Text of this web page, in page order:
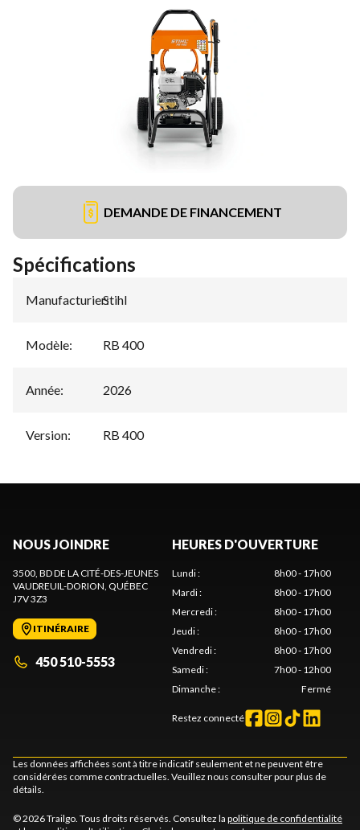
DEMANDE DE FINANCEMENT
Spécifications
Manufacturier:
Stihl
Modèle: RB 400
Année: 2026
Version: RB 400
NOUS JOINDRE
3500, BD DE LA CITÉ-DES-JEUNES
VAUDREUIL-DORION, QUÉBEC
J7V 3Z3
ITINÉRAIRE
450 510-5553
HEURES D'OUVERTURE
Lundi:
8h00 - 17h00
Mardi:
8h00 - 17h00
Mercredi:
8h00 - 17h00
Jeudi:
8h00 - 17h00
Vendredi:
8h00 - 17h00
Samedi:
7h00 - 12h00
Dimanche: Fermé
Restez connecté
Les données affichées sont à titre indicatif seulement et ne peuvent être
considérées comme contractuelles. Veuillez nous consulter pour plus de
détails.
© 2026 Trailgo. Tous droits réservés. Consultez la politique de confidentialité